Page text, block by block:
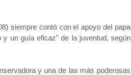
siempre contó con el apoyo del papa
un guía eficaz" de la juventud, según
y una de las más poderosas